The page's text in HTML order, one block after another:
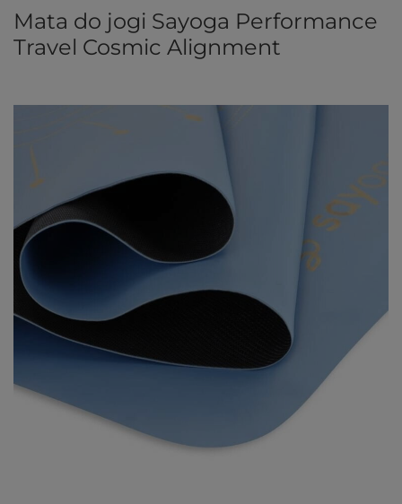
Mata do jogi Sayoga Performance
Travel Cosmic Alignment